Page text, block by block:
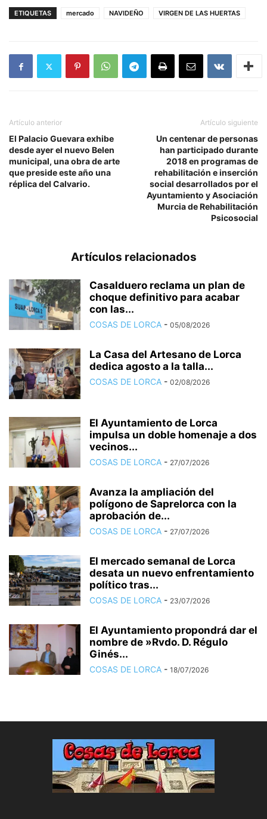
ETIQUETAS mercado NAVIDEÑO VIRGEN DE LAS HUERTAS
Artículo anterior
El Palacio Guevara exhibe
desde ayer el nuevo Belen
municipal, una obra de arte
que preside este año una
réplica del Calvario.
Artículo siguiente
Un centenar de personas
han participado durante
2018 en programas de
rehabilitación e inserción
social desarrollados por el
Ayuntamiento y Asociación
Murcia de Rehabilitación
Psicosocial
Artículos relacionados
Casalduero reclama un plan de
choque definitivo para acabar
con las...
COSAS DE LORCA - 05/08/2026
La Casa del Artesano de Lorca
dedica agosto a la talla...
COSAS DE LORCA - 02/08/2026
El Ayuntamiento de Lorca
impulsa un doble homenaje a dos
vecinos...
COSAS DE LORCA - 27/07/2026
Avanza la ampliación del
polígono de Saprelorca con la
aprobación de...
COSAS DE LORCA - 27/07/2026
El mercado semanal de Lorca
desata un nuevo enfrentamiento
político tras...
COSAS DE LORCA - 23/07/2026
El Ayuntamiento propondrá dar el
nombre de »Rvdo. D. Régulo
Ginés...
COSAS DE LORCA - 18/07/2026